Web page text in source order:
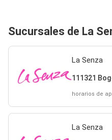
Sucursales de La
La Senza
111321
horarios de
La Senza